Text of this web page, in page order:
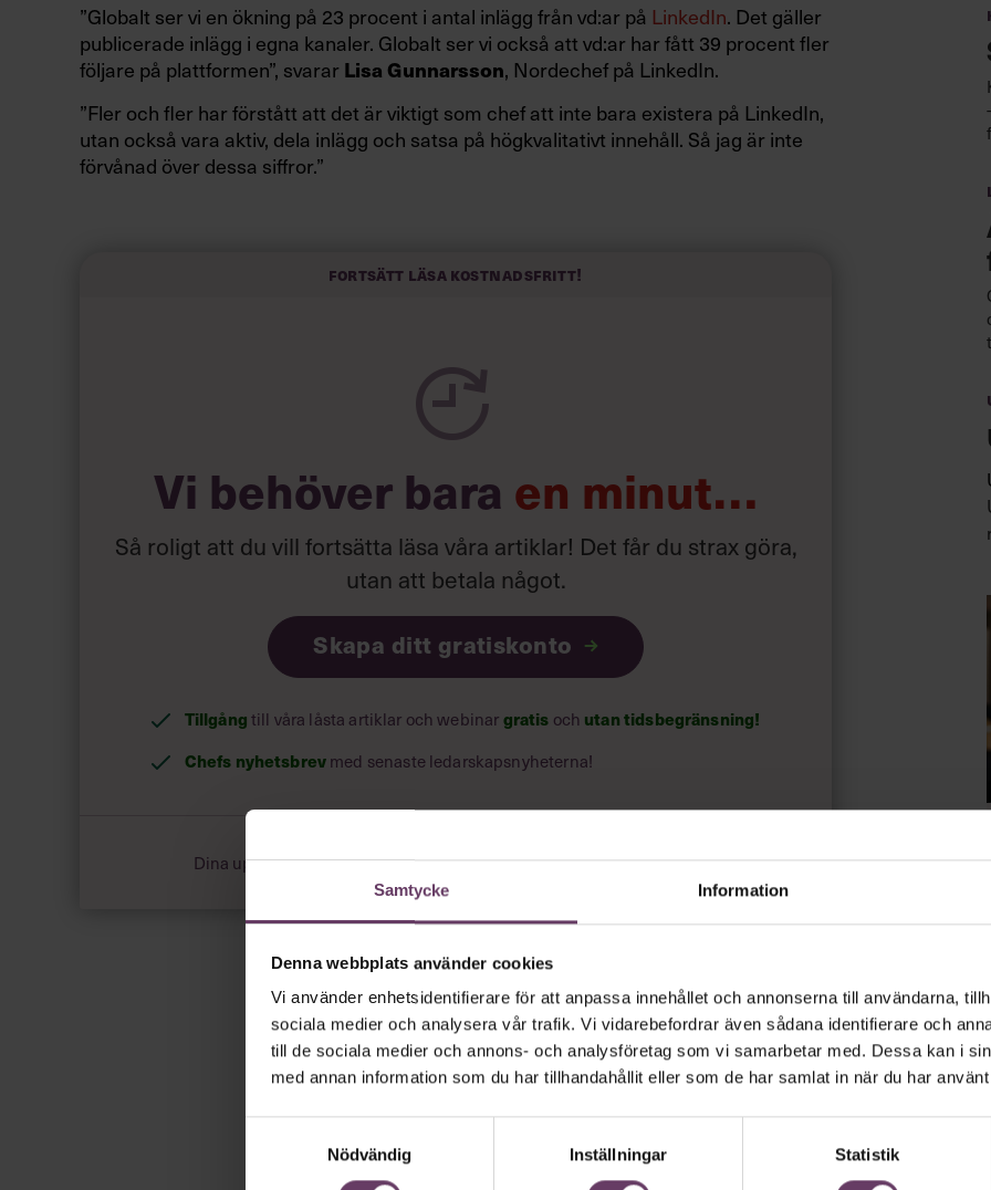
Samtycke Information
Denna webbplats använder cookies
Vi använder enhetsidentifierare för att anpassa innehållet och annonserna till användarna,
sociala medier och analysera vår trafik. Vi vidarebefordrar även sådana identifierare och
till de sociala medier och annons- och analysföretag som vi samarbetar med. Dessa kan i
med annan information som du har tillhandahållit eller som de har samlat in när du har
Nödvändig
Inställningar Statistik
”Globalt ser vi en ökning på 23 procent i antal inlägg från vd:ar på LinkedIn. Det gäller
publicerade inlägg i egna kanaler. Globalt ser vi också att vd:ar har fått 39 procent fler
följare på plattformen”, svarar Lisa Gunnarsson, Nordechef på LinkedIn.
”Fler och fler har förstått att det är viktigt som chef att inte bara existera på LinkedIn,
utan också vara aktiv, dela inlägg och satsa på högkvalitativt innehåll. Så jag är inte
förvånad över dessa siffror.”
Lista: 15 mest efterfrågade jobben just nu
Varför behöver chefer vara aktiva på LinkedIn?
Fortsätt läsa kostnadsfritt!
Vi behöver bara en minut…
Så roligt att du vill fortsätta läsa våra artiklar! Det får du strax göra,
utan att betala något.
Skapa ditt gratiskonto
Tillgångtill våra låsta artiklar och webinargratis och utan tidsbegränsning!
Chefs nyhetsbrevmed senaste ledarskapsnyheterna!
Dina uppgifter delas aldrig med tredje part.Läs vår integritetspolicy här.